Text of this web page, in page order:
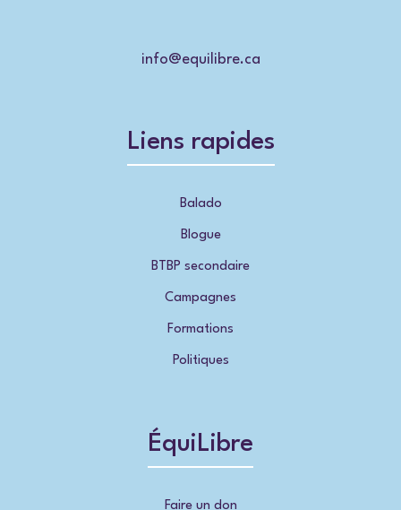
info@equilibre.ca
Liens rapides
Balado
Blogue
BTBP secondaire
Campagnes
Formations
Politiques
ÉquiLibre
Faire un don